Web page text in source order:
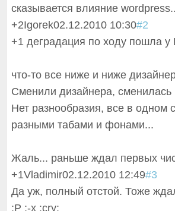
сказывается влияние
+2Igorek02.12.2010 10:30#2
+1 деградация по ходу пошла у
что-то все ниже и ниже
Сменили дизайнера, сменилась
Нет разнообразия, все в одном
разными табами и фонами...
Жаль... раньше ждал первых
+1Vladimir02.12.2010 12:49#3
Да уж, полный отстой. Тоже
:P :-x :cry: